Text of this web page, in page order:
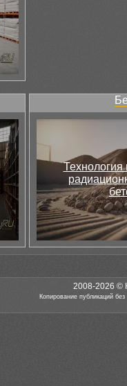
Технология
2008-2026 ©
Копирование публикаций